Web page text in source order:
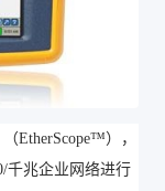
EtherScope™），
千兆企业网络进行